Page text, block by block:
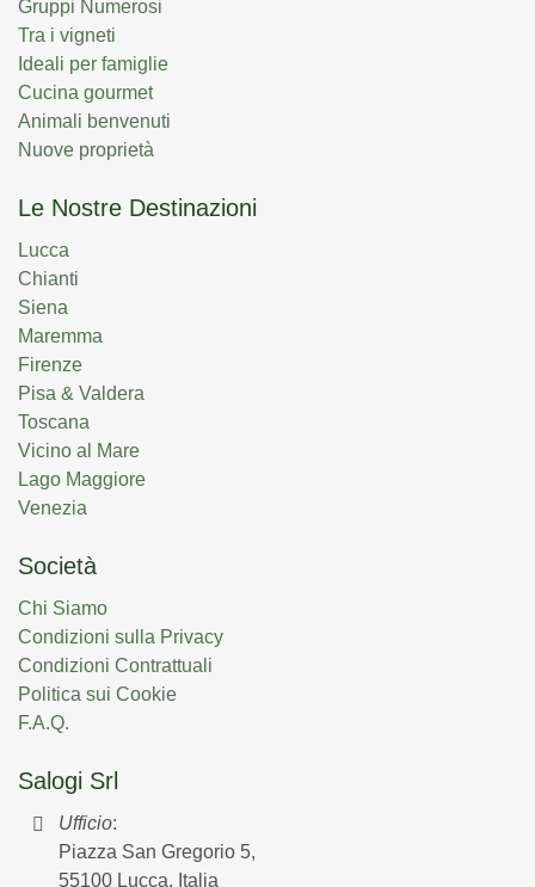
Gruppi Numerosi
Tra i vigneti
Ideali per famiglie
Cucina gourmet
Animali benvenuti
Nuove proprietà
Le Nostre Destinazioni
Lucca
Chianti
Siena
Maremma
Firenze
Pisa & Valdera
Toscana
Vicino al Mare
Lago Maggiore
Venezia
Società
Chi Siamo
Condizioni sulla Privacy
Condizioni Contrattuali
Politica sui Cookie
F.A.Q.
Salogi Srl
Ufficio:
Piazza San Gregorio 5,
55100 Lucca, Italia